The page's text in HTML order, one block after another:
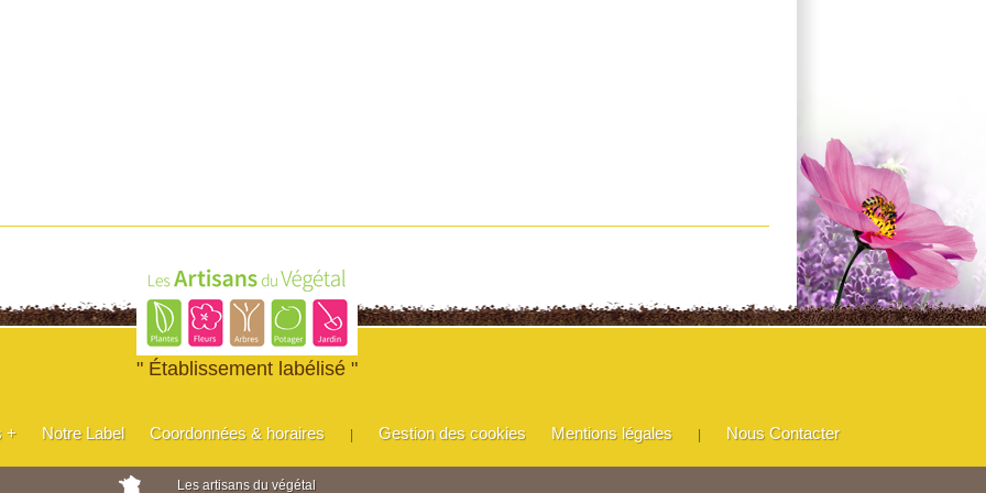
" Établissement labélisé "
+ Notre Label Coordonnées & horaires Gestion des cookies Mentions légales Nous Contacter
Les artisans du végétal